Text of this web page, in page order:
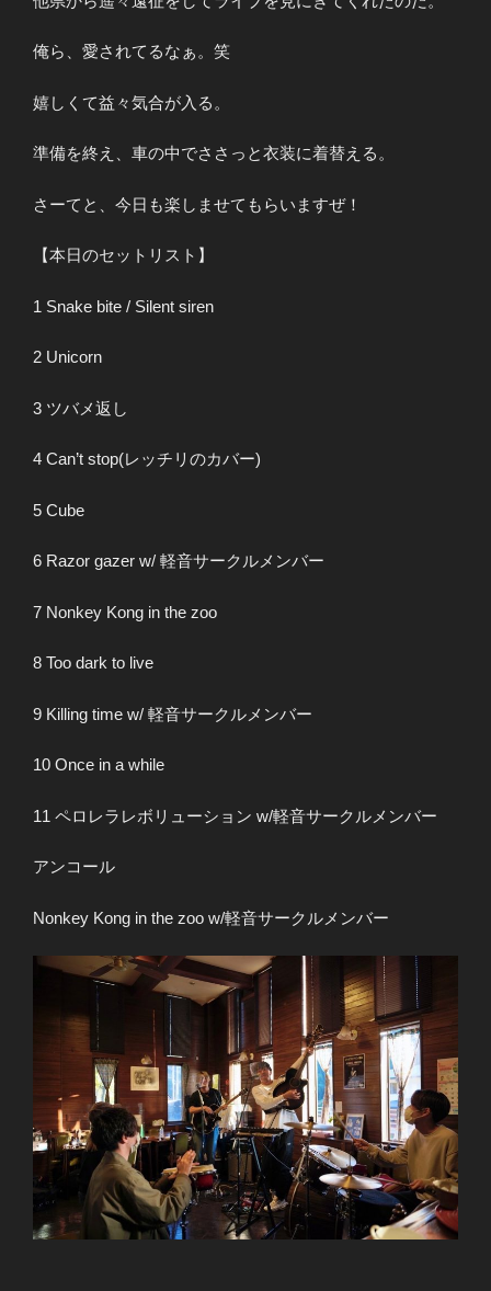
俺ら、愛されてるなぁ。笑
嬉しくて益々気合が入る。
準備を終え、車の中でささっと衣装に着替える。
さーてと、今日も楽しませてもらいますぜ！
【本日のセットリスト】
1 Snake bite / Silent siren
2 Unicorn
3 ツバメ返し
4 Can’t stop(レッチリのカバー)
5 Cube
6 Razor gazer w/ 軽音サークルメンバー
7 Nonkey Kong in the zoo
8 Too dark to live
9 Killing time w/ 軽音サークルメンバー
10 Once in a while
11 ペロレラレボリューション w/軽音サークルメンバー
アンコール
Nonkey Kong in the zoo w/軽音サークルメンバー